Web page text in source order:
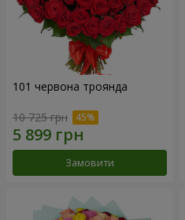
101 червона троянда
10 725 грн
Замовити